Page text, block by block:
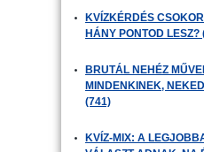
KVÍZKÉRDÉS
HÁNY PONTOD LESZ?
BRUTÁL NEHÉZ
MINDENKINEK,
(741)
KVÍZ-MIX: A